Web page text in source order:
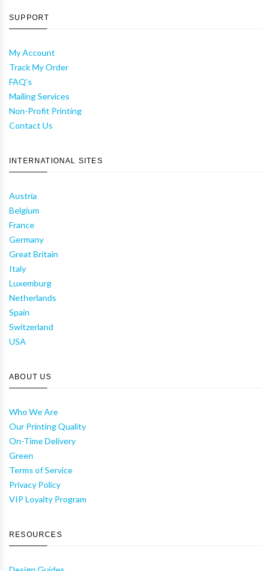
SUPPORT
My Account
Track My Order
FAQ's
Mailing Services
Non-Profit Printing
Contact Us
INTERNATIONAL SITES
Austria
Belgium
France
Germany
Great Britain
Italy
Luxemburg
Netherlands
Spain
Switzerland
USA
ABOUT US
Who We Are
Our Printing Quality
On-Time Delivery
Green
Terms of Service
Privacy Policy
VIP Loyalty Program
RESOURCES